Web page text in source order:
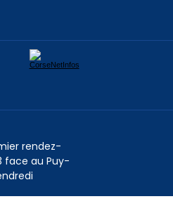
rendez-
face au Puy-